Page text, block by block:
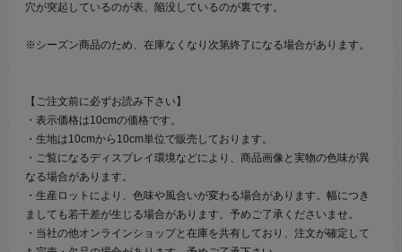
穴が突起しているのが表、陥没しているのが裏です。
※シーズン商品のため、在庫なくなり次第終了になる場合があります。
【ご注文前に必ずお読み下さい】
・表示価格は10cmの価格です。
・生地は10cmから10cm単位で販売しております。
・ご覧になるディスプレイ環境などにより、商品画像と実物の色味が異
なる場合があります。
・生産ロットにより、色味や風合いが変わる場合があります。幅につき
ましても若干差が生じる場合があります。予めご了承くださいませ。
・当社の他オンラインショップと在庫を共有しており、注文が確定して